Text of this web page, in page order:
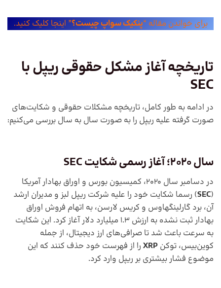
برای خواندن مقاله “پنکیک سواپ چیست؟” اینجا کلیک کنید.
تاریخچه آغاز مشکل حقوقی ریپل با
SEC
در ادامه به طور کامل، تاریخچه مشکلات حقوقی و شکایت‌های
صورت گرفته علیه ریپل را به صورت سال به سال بررسی می‌کنیم:
سال 2020؛ آغاز رسمی شکایت SEC
در دسامبر سال 2020، کمیسیون بورس و اوراق بهادار آمریکا
(
SEC) رسما شکایت خود را علیه شرکت ریپل لبز و مدیران ارشد
آن، برد گارلینگهاوس و کریس لارسن، به اتهام فروش اوراق
بهادار ثبت نشده به ارزش 1.3 میلیارد دلار آغاز کرد. این شکایت
به سرعت باعث شد تا صرافی‌های ارز دیجیتال، از جمله
کوین‌بیس، توکن XRP را از فهرست خود حذف کنند که این
موضوع فشار بیشتری بر ریپل وارد کرد.